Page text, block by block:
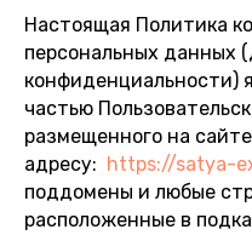
Настоящая Политика
персональных данных
конфиденциальности)
частью
размещенного на
адресу: https://satya-
поддомены и любые
расположенные в